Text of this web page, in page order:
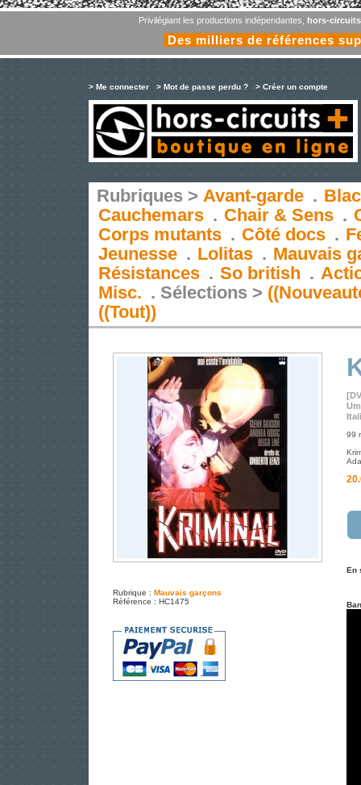
Privilégiant les productions indépendantes, hors-
Des milliers de références
> Me connecter > Mot de passe perdu ? > Créer un compte
Rubriques > Avant-garde .
Cauchemars . Chair & Sens .
Corps mutants . Côté docs .
Jeunesse . Lolitas . Mauvais
Résistances . So british .
Misc. . Sélections >
((Tout))
Rubrique : Mauvais garçons
Référence : HC1475
99
En